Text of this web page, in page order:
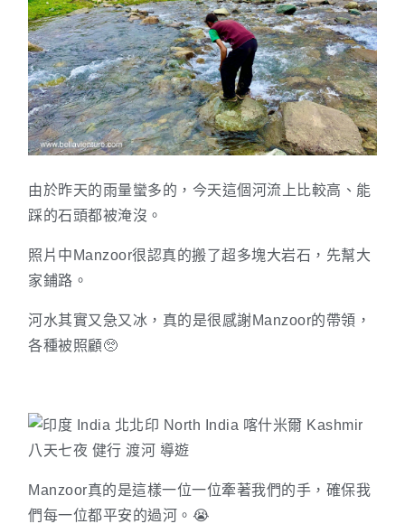
由於昨天的雨量蠻多的，今天這個河流上比較高、能
踩的石頭都被淹沒。
照片中Manzoor很認真的搬了超多塊大岩石，先幫大
家鋪路。
河水其實又急又冰，真的是很感謝Manzoor的帶領，
各種被照顧🥺
Manzoor真的是這樣一位一位牽著我們的手，確保我
們每一位都平安的過河。😭